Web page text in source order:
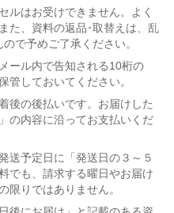
ルはお受けできません。よく
た、資料の返品･取替えは、乱
で予めご了承ください。
ール内で告知される10桁の
管しておいてください。
後の後払いです。お届けした
の内容に沿ってお支払いくだ
送予定日に「発送日の３～５
でも、請求する曜日やお届け
限りではありません。